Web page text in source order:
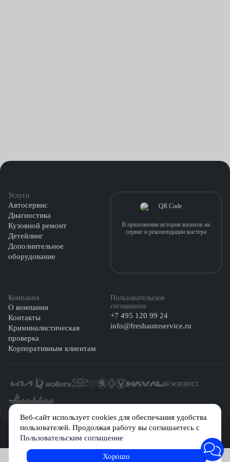
Веб-сайт использует cookies для обеспечания удобства
пользователей. Продолжая работу вы соглашаетесь с
Пользовательским соглашение
Хорошо
Услуги
Автосервис
Диагностика
Кузовной ремонт
Детейлинг
Дополнительное
оборудование
Компания
О компании
Контакты
Криминалистическая
проверка
Корпоративным клиентам
Пользовательское
соглашение
+7 495 120 99 24
info@freshautoservice.ru
В приложении история визитов на
сервис и рекомендации мастера
©️ 2026 Fresh Auto
Сетевое издание «Первый автомобильный маркетплейс» зарегистрировано
Решением Федеральной службы по надзору в сфере связи, информационных
технологий и массовых коммуникаций (Роскомнадзор) № Эл № ФС77-84512 от
29 декабря 2022 г.